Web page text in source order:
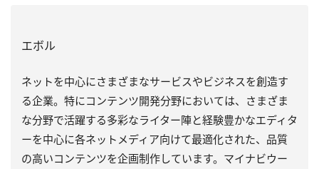
エボル
ネットを中心にさまざまなサービスやビジネスを創造す
る企業。特にコンテンツ開発分野においては、さまざま
な分野で活躍する多彩なライター陣と経験豊かなエディタ
ーを中心に各ネットメディア向けて最適化された、品質
の高いコンテンツを企画制作しています。マイナビウー